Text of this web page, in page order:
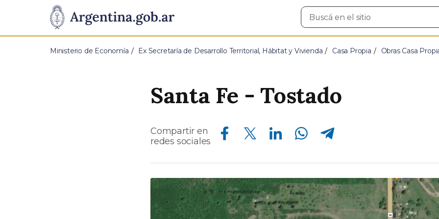
Presidencia
de
Pasar al contenido principal
Buscar
en
Ministerio de Economía Ex Secretaría de Desarrollo Territorial, Hábitat y Vivienda Casa Propia Obras Casa
Santa Fe - Tostado
Compartir en
redes sociales
Compartir en Facebook Compartir en Twitter Compartir en Linkedin Compartir en Whatsapp Compartir en Telegram